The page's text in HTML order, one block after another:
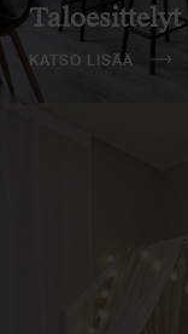
Taloesittelyt
KATSO LISÄÄ